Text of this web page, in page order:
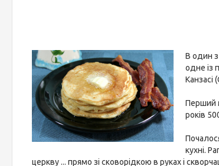
В один з
одне із
Канзасі
Перший
років
кухні.
церкву ... прямо зі сковорідкою в руках і